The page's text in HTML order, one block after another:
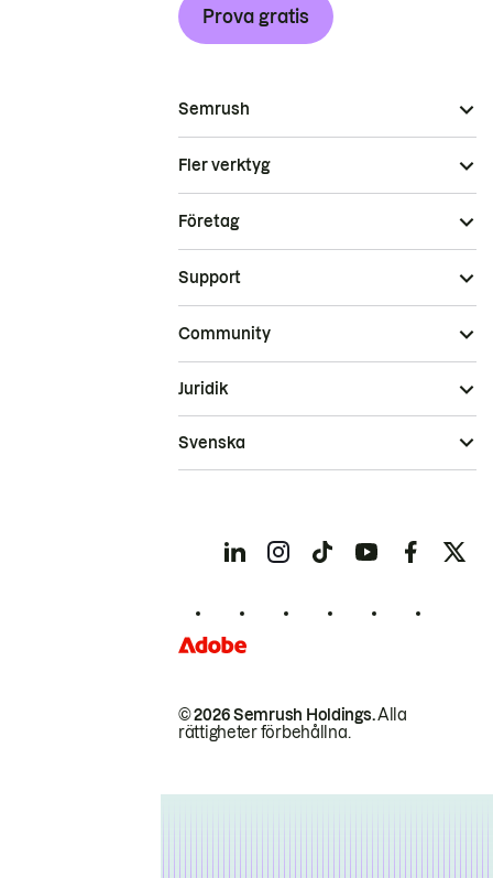
Prova gratis
Semrush
Fler verktyg
Företag
Support
Community
© 2026 Semrush Holdings.Alla
rättigheter förbehållna.
Juridik
Svenska